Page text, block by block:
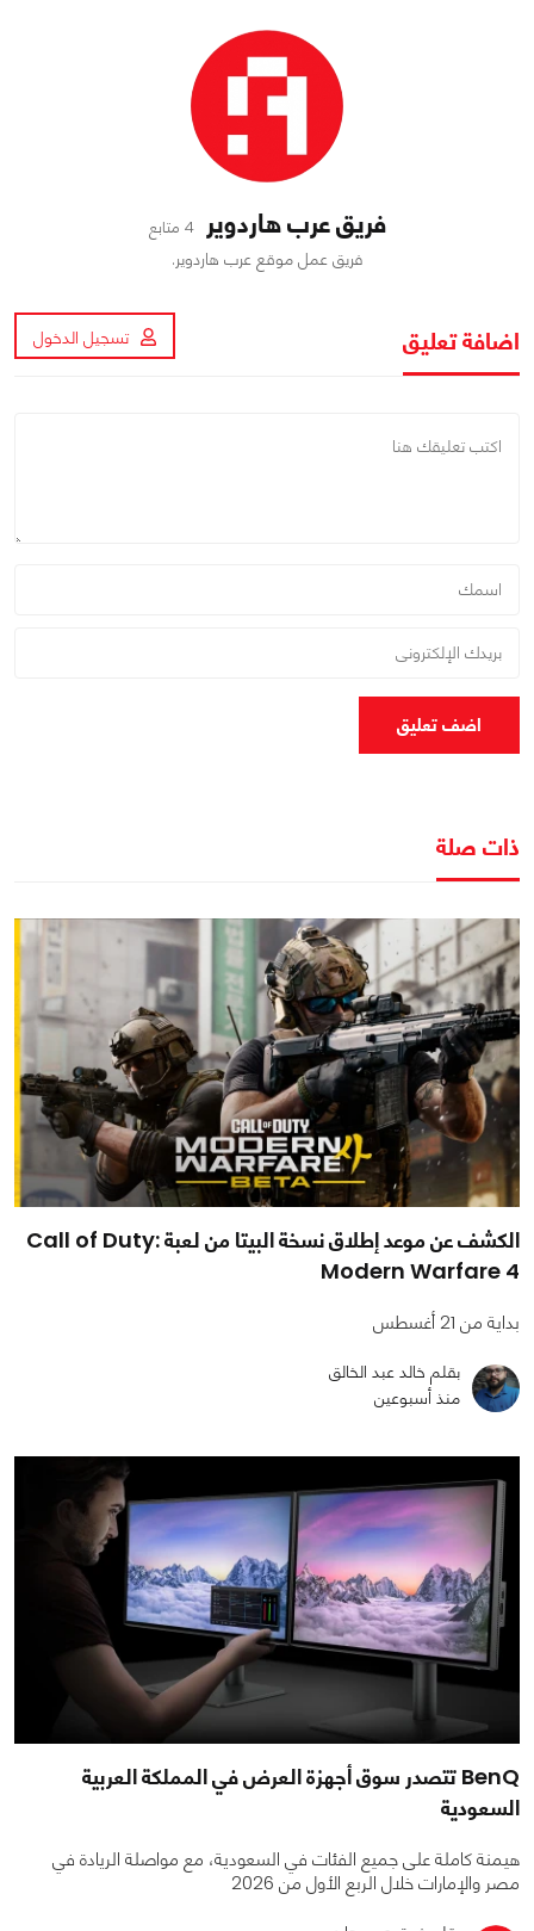
فريق عرب هاردوير 4 متابع
فريق عمل موقع عرب هاردوير.
اضافة تعليق تسجيل الدخول
اضف تعليق
ذات صلة
الكشف عن موعد إطلاق نسخة البيتا من لعبة Call of Duty:
Modern Warfare 4
بداية من 21 أغسطس
بقلم خالد عبد الخالق
منذ أسبوعين
BenQ تتصدر سوق أجهزة العرض في المملكة العربية
السعودية
هيمنة كاملة على جميع الفئات في السعودية، مع مواصلة الريادة في
مصر والإمارات خلال الربع الأول من 2026